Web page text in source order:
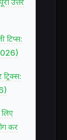
टिप्स:
कर